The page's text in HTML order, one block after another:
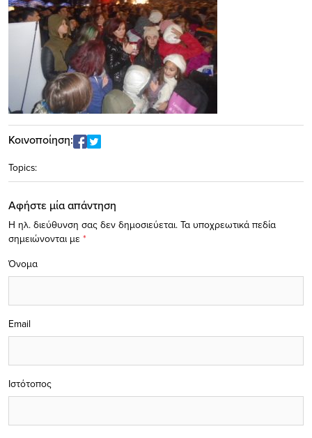
Κοινοποίηση:
Topics:
Αφήστε μία απάντηση
Η ηλ. διεύθυνση σας δεν δημοσιεύεται. Τα υποχρεωτικά πεδία
σημειώνονται με *
Όνομα
Email
Ιστότοπος